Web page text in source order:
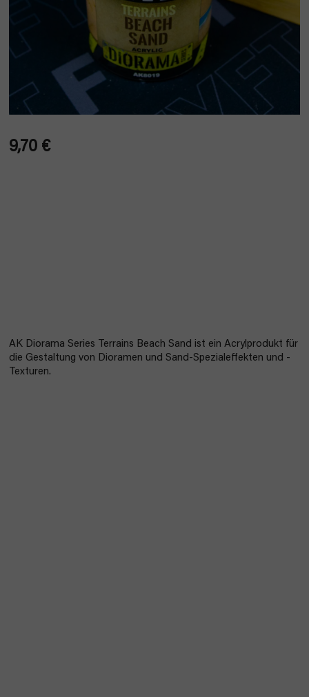
9,70 €
AK Diorama Series Terrains Beach Sand ist ein Acrylprodukt für
die Gestaltung von Dioramen und Sand-Spezialeffekten und -
Texturen.